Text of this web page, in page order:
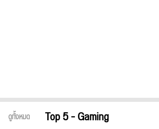
ดูทั้งหมด Top 5 - Gaming